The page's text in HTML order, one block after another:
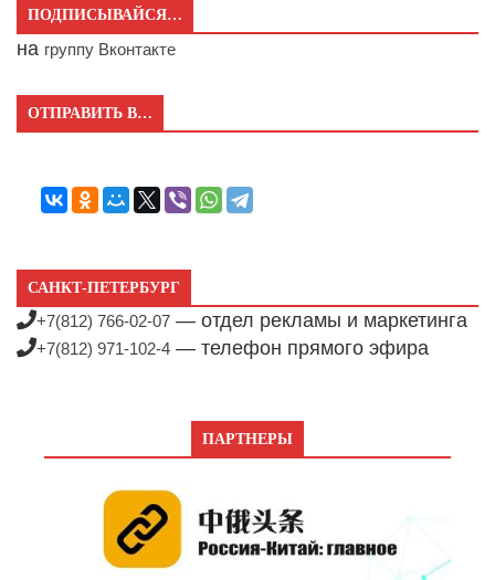
ПОДПИСЫВАЙСЯ…
на группу Вконтакте
ОТПРАВИТЬ В…
САНКТ-ПЕТЕРБУРГ
+7(812) 766-02-07 — отдел рекламы и маркетинга
+7(812) 971-102-4 — телефон прямого эфира
ПАРТНЕРЫ